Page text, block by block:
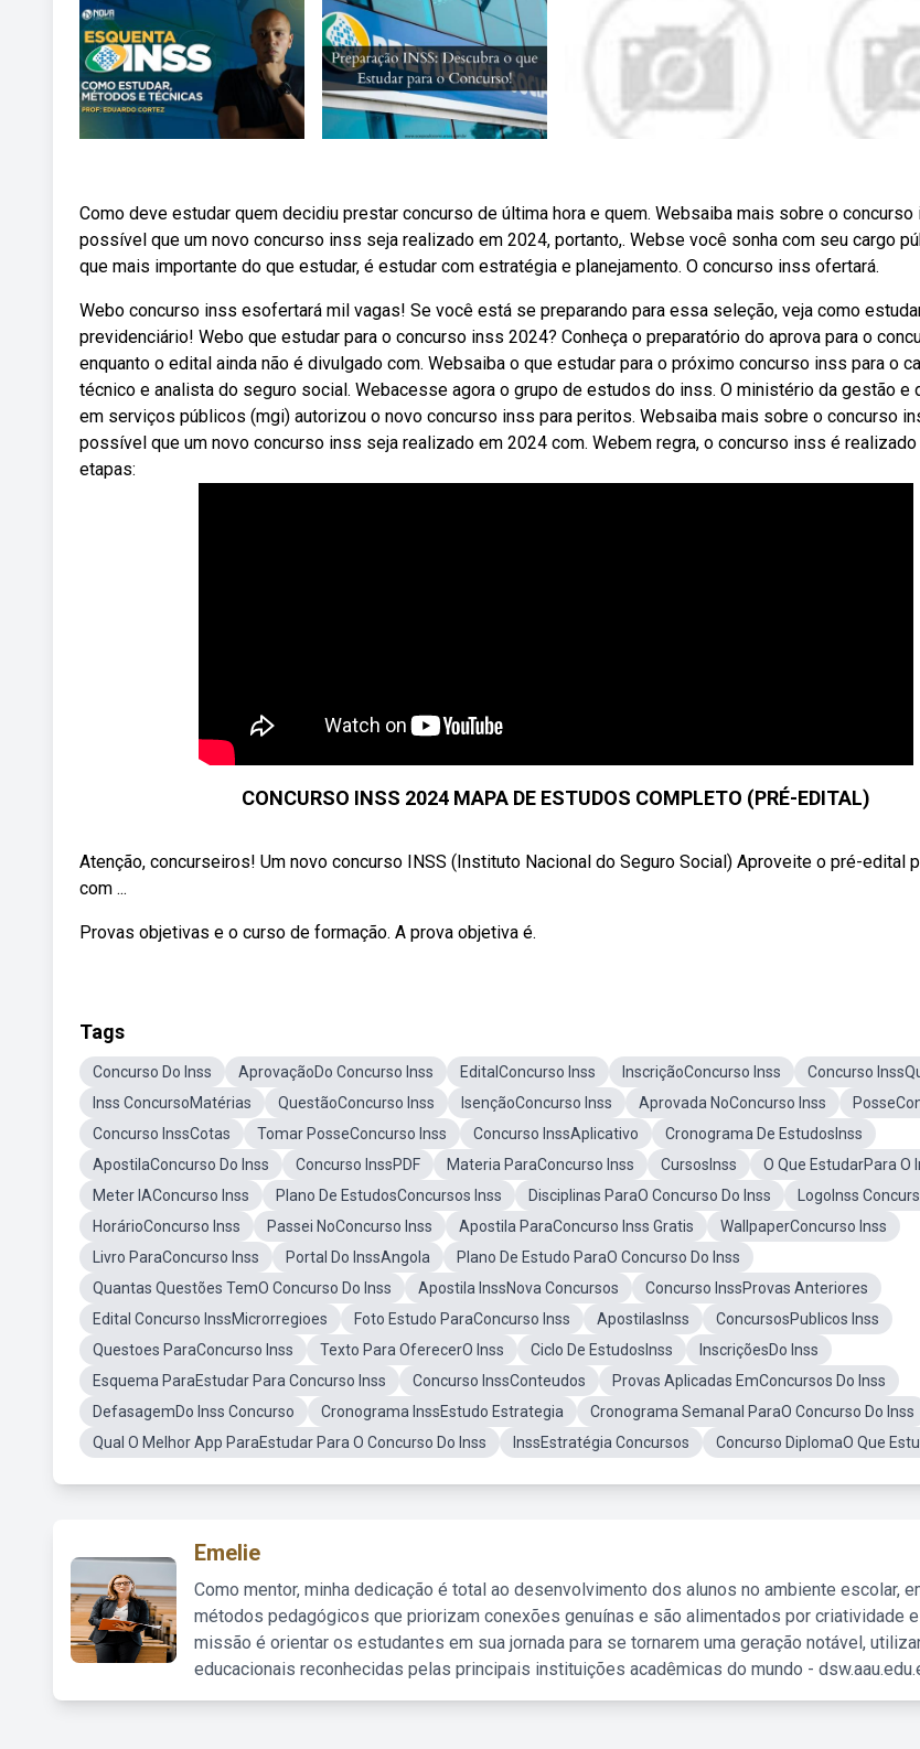
Como deve estudar quem decidiu prestar concurso de última hora e quem. Websaiba mais sobre o concurso
possível que um novo concurso inss seja realizado em 2024, portanto,. Webse você sonha com seu cargo
que mais importante do que estudar, é estudar com estratégia e planejamento. O concurso inss ofertará.
Webo concurso inss esofertará mil vagas! Se você está se preparando para essa seleção, veja como
previdenciário! Webo que estudar para o concurso inss 2024? Conheça o preparatório do aprova para o
enquanto o edital ainda não é divulgado com. Websaiba o que estudar para o próximo concurso inss para o
técnico e analista do seguro social. Webacesse agora o grupo de estudos do inss. O ministério da gestão e
em serviços públicos (mgi) autorizou o novo concurso inss para peritos. Websaiba mais sobre o concurso
possível que um novo concurso inss seja realizado em 2024 com. Webem regra, o concurso inss é realizado
etapas:
CONCURSO INSS 2024 MAPA DE ESTUDOS COMPLETO (PRÉ-EDITAL)
Atenção, concurseiros! Um novo concurso INSS (Instituto Nacional do Seguro Social) Aproveite o pré-edital
com ...
Provas objetivas e o curso de formação. A prova objetiva é.
Tags
Concurso Do Inss AprovaçãoDo Concurso Inss EditalConcurso Inss InscriçãoConcurso Inss
Concurso
Inss ConcursoMatérias
QuestãoConcurso Inss IsençãoConcurso Inss Aprovada NoConcurso Inss
Concurso InssCotas
Tomar PosseConcurso Inss Concurso InssAplicativo
Cronograma De EstudosInss
ApostilaConcurso Do Inss
Concurso InssPDF Materia ParaConcurso Inss CursosInss
O Que EstudarPara O
Meter IAConcurso Inss
Plano De EstudosConcursos Inss Disciplinas ParaO Concurso Do Inss
LogoInss
HorárioConcurso Inss
Passei NoConcurso Inss Apostila ParaConcurso Inss Gratis
WallpaperConcurso Inss
Livro ParaConcurso Inss
Portal Do InssAngola
Plano De Estudo ParaO Concurso Do Inss
Quantas Questões TemO Concurso Do Inss
Apostila InssNova Concursos
Concurso InssProvas Anteriores
Edital Concurso InssMicrorregioes
Foto Estudo ParaConcurso Inss ApostilasInss
ConcursosPublicos Inss
Questoes ParaConcurso Inss
Texto Para OferecerO Inss Ciclo De EstudosInss
InscriçõesDo Inss
Esquema ParaEstudar Para Concurso Inss
Concurso InssConteudos
Provas Aplicadas EmConcursos Do Inss
DefasagemDo Inss Concurso
Cronograma InssEstudo Estrategia
Cronograma Semanal ParaO Concurso Do Inss
Qual O Melhor App ParaEstudar Para O Concurso Do Inss
InssEstratégia Concursos Concurso DiplomaO Que
Emelie
Como mentor, minha dedicação é total ao desenvolvimento dos alunos no ambiente escolar,
métodos pedagógicos que priorizam conexões genuínas e são alimentados por criatividade
missão é orientar os estudantes em sua jornada para se tornarem uma geração notável,
educacionais reconhecidas pelas principais instituições acadêmicas do mundo -